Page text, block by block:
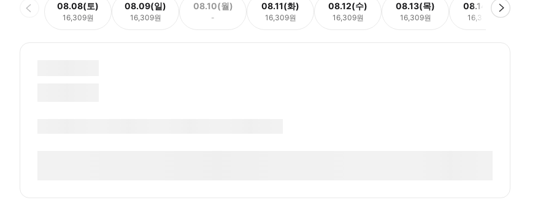
08.08(토)
16,309원
08.09(일)
16,309원
08.10(월)
-
08.11(화)
16,309원
08.12(수)
16,309원
08.13(목)
16,309원
08.14(금)
16,309원